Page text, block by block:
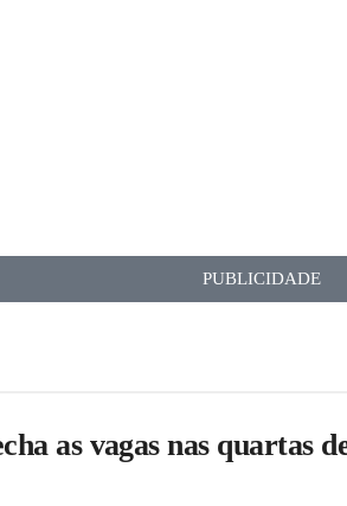
PUBLICIDADE
as vagas nas quartas